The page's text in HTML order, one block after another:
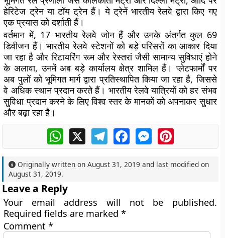
हेरिटेज ट्रेन या टॉय ट्रेन हैं। ये ट्रेनें भारतीय रेलवे द्वारा किए गए
एक प्रयास को दर्शाती हैं।
वर्तमान में, 17 भारतीय रेलवे जोन हैं और उनके अंतर्गत कुल 69
डिवीजन हैं। भारतीय रेलवे स्टेशनों को बड़े परिसरों का आकार दिया
जा रहा है और रिटायरिंग रूम और रेस्तरां जैसी सामान्य सुविधाएं होने
के अलावा, उनमें अब बड़े कार्यालय क्षेत्र शामिल हैं। प्लेटफार्मों पर
अब पुलों को भूमिगत मार्ग द्वारा प्रतिस्थापित किया जा रहा है, जिससे
वे अधिक स्थान प्रदान करते हैं। भारतीय रेलवे यात्रियों को हर संभव
सुविधा प्रदान करने के लिए विश्व स्तर के मानकों को अपनाकर सुधार
और बढ़ा रहा है।
WhatsApp
X TelegramFacebookMessengerPinterest
Originally written onAugust 31, 2019 and last modified on
August 31, 2019.
Leave a Reply
Your email address will not be published.
Required fields are marked*
Comment*